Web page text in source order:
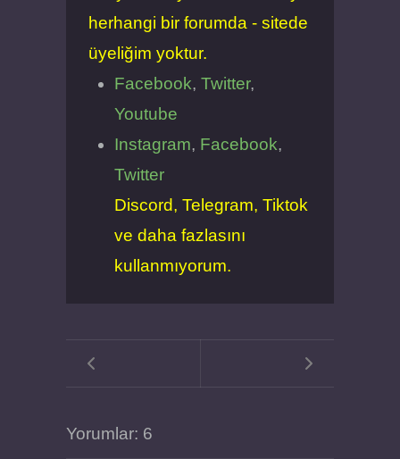
herhangi bir forumda - sitede
üyeliğim yoktur.
Facebook, Twitter,
Youtube
Instagram, Facebook,
Twitter
Discord, Telegram, Tiktok
ve daha fazlasını
kullanmıyorum.
Yorumlar: 6